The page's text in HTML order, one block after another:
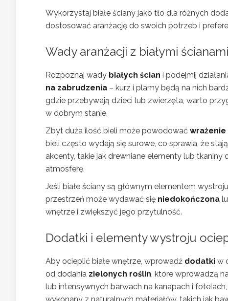
Wykorzystaj białe ściany jako tło dla różnych
dostosować aranżację do swoich potrzeb i
Wady aranżacji z białymi
Rozpoznaj wady białych ścian i podejmij
na zabrudzenia – kurz i plamy będą na nich
gdzie przebywają dzieci lub zwierzęta, warto
w dobrym stanie.
Zbyt duża ilość bieli może powodować wrażenie
bieli często wydają się surowe, co sprawia, że
akcenty, takie jak drewniane elementy lub
atmosferę.
Jeśli białe ściany są głównym elementem
przestrzeń może wydawać się niedokończona
wnętrze i zwiększyć jego przytulność.
Dodatki i elementy wystroju
Aby ocieplić białe wnętrze, wprowadź dodatki w
od dodania zielonych roślin , które wprowadzą
lub intensywnych barwach na kanapach i
wykonany z naturalnych materiałów, takich jak